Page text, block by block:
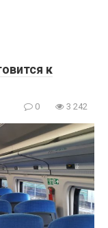
к
0 3 242